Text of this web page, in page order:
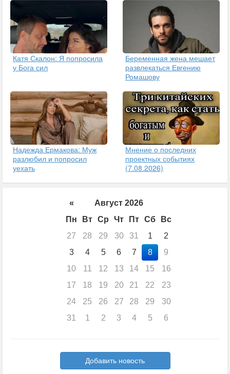
Катя Скалон: Я попросила
у Бога сил
Беременная жена мешает
развлекаться Евгению
Ромашову
Надежда Ермакова: Муж
разлюбил и попросил
уехать
Мнение о последних
проектных событиях
(7.08.2026)
«
Август 2026
Пн
Вт Ср Чт Пт Сб
Вс
27
28 29 30 31 1
2
3
4 5 6 7 8
9
10
11 12 13 14 15
16
17
18 19 20 21 22
23
24
25 26 27 28 29
30
31
1 2 3 4 5 6
Добавить новость